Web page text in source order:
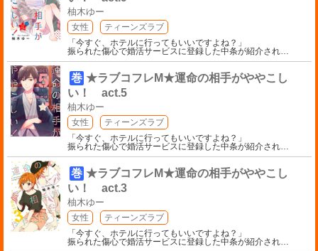
柚木ゆー
女性
ティーンズラブ
「今すぐ、ホテルに行ってもいいですよね？」
振られた傷心で婚活サービスに登録した中条が紹介され…
巻 ★ラブコフレM★運命の相手がややこし
い！ act.5
柚木ゆー
女性
ティーンズラブ
「今すぐ、ホテルに行ってもいいですよね？」
振られた傷心で婚活サービスに登録した中条が紹介され…
巻 ★ラブコフレM★運命の相手がややこし
い！ act.3
柚木ゆー
女性
ティーンズラブ
「今すぐ、ホテルに行ってもいいですよね？」
振られた傷心で婚活サービスに登録した中条が紹介され…